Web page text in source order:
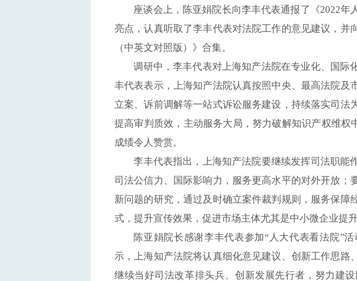
座谈会上， 陈亚娟院长向李丰代表通报了 《2022年
亮点 ，认真听取了李丰代表对法院工作的意见建议 ， 并
（中英文对照版）》合集。
调研中，李丰代表对上海知产法院在专业化、国际
丰代表表示， 上海知产法院认真按照中央、 最高法院及
立案、诉前调解等一站式诉讼服务建设 ， 持续落实司法
提高审判质效， 主动服务大局 ， 努力破解知识产权维权
成绩令人赞赏。
李丰代表指出，
上海知产法院要继续发挥司法职能
司法公信力、 国际影响力， 服务更高水平的对外开放 ；
新问题的研究，通过及时确立案件裁判规则，服务保障
式， 提升宣传效果， 促进市场主体尤其是中小微企业提
陈亚娟院长感谢李丰代表参加“人大代表看法院”活
示，
上海知产法院将认真细化意见建议 、 创新工作思路、
继续当好司法改革排头兵、创新发展先行者，努力建